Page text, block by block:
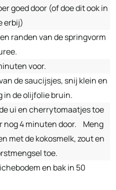
goed door (of doe dit ook in
erbij)
randen van de springvorm
voor.
de saucijsjes, snij klein en
in de olijfolie bruin.
ui en cherrytomaatjes toe
nog 4 minuten door. Meng
met de kokosmelk, zout en
toe.
en bak in 50